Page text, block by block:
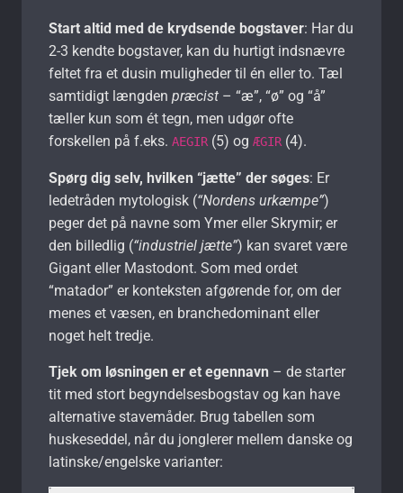
Start altid med de krydsende bogstaver: Har du
2-3 kendte bogstaver, kan du hurtigt indsnævre
feltet fra et dusin muligheder til én eller to. Tæl
samtidigt længden præcist – “æ”, “ø” og “å”
tæller kun som ét tegn, men udgør ofte
forskellen på f.eks. AEGIR(5) og ÆGIR(4).
Spørg dig selv, hvilken “jætte” der søges: Er
ledetråden mytologisk (“Nordens urkæmpe”)
peger det på navne som Ymer eller Skrymir; er
den billedlig (“industriel jætte”) kan svaret være
Gigant eller Mastodont. Som med ordet
“matador” er konteksten afgørende for, om der
menes et væsen, en branche­dominant eller
noget helt tredje.
Tjek om løsningen er et egennavn – de starter
tit med stort begyndelsesbogstav og kan have
alternative stavemåder. Brug tabellen som
huskeseddel, når du jonglerer mellem danske og
latinske/engelske varianter: